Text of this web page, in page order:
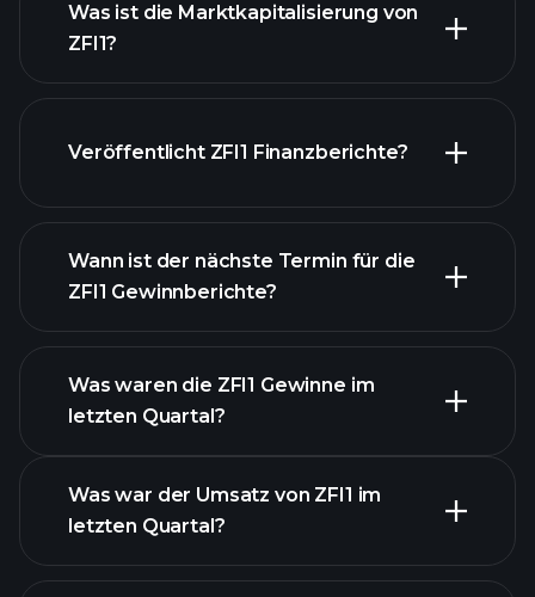
Was ist die Marktkapitalisierung von
ZFI1?
Liste der Aktien
Veröffentlicht ZFI1 Finanzberichte?
Finanzberichte von
ZFI1
Wann ist der nächste Termin für die
ZFI1 Gewinnberichte?
Was waren die ZFI1 Gewinne im
letzten Quartal?
Was war der Umsatz von ZFI1 im
letzten Quartal?